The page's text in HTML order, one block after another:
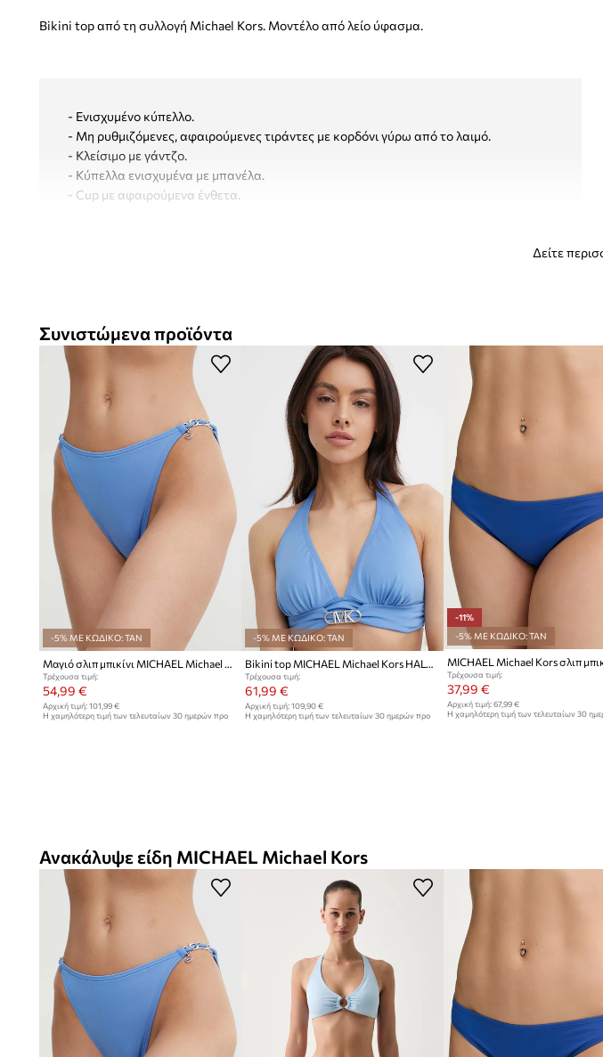
Bikini top από τη συλλογή Michael Kors. Μοντέλο από λείο ύφασμα.
- Ενισχυμένο κύπελλο.
- Μη ρυθμιζόμενες, αφαιρούμενες τιράντες με κορδόνι γύρω από το λαιμό.
- Κλείσιμο με γάντζο.
- Κύπελλα ενισχυμένα με μπανέλα.
- Cup με αφαιρούμενα ένθετα.
Δείτε
Συνιστώμενα προϊόντα
-5% ΜΕ ΚΩΔΙΚΟ: TAN
Μαγιό σλιπ μπικίνι MICHAEL Michael Kors BIKINI BOTTOM
Τρέχουσα τιμή:
54,99 €
Αρχική τιμή: 101,99 €
Η χαμηλότερη τιμή των τελευταίων 30 ημερών προ
-5% ΜΕ ΚΩΔΙΚΟ: TAN
Bikini top MICHAEL Michael Kors HALTER BIKINI TOP
Τρέχουσα τιμή:
61,99 €
Αρχική τιμή:109,90 €
Η χαμηλότερη τιμή των τελευταίων 30 ημερών προ
-11%
-5% ΜΕ ΚΩΔΙΚΟ: TAN
Τρέχουσα τιμή:
37,99 €
Αρχική τιμή: 67,99 €
Η χαμηλότερη τιμή των τελευταίων 30
Ανακάλυψε είδη MICHAEL Michael Kors